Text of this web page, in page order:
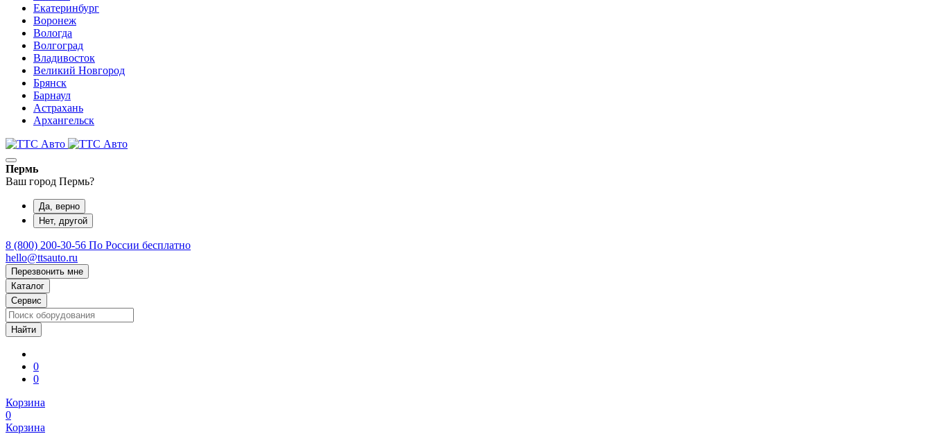
Екатеринбург
Воронеж
Вологда
Волгоград
Владивосток
Великий Новгород
Брянск
Барнаул
Астрахань
Архангельск
Пермь
Ваш город Пермь?
Да, верно
Нет, другой
8 (800) 200-30-56 По России бесплатно
hello@ttsauto.ru
Перезвонить мне
Каталог
Сервис
0
0
Корзина
0
Корзина